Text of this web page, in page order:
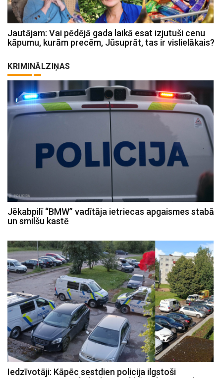
Jautājam: Vai pēdējā gada laikā esat izjutuši cenu
kāpumu, kurām precēm, Jūsuprāt, tas ir vislielākais?
KRIMINĀLZIŅAS
Jēkabpilī “BMW” vadītāja ietriecas apgaismes stabā
un smilšu kastē
Iedzīvotāji: Kāpēc sestdien policija ilgstoši